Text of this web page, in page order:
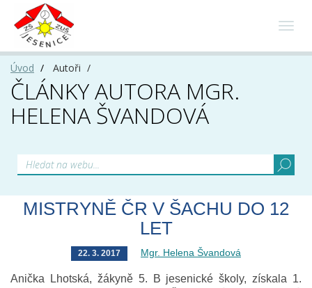
Úvod Autoři
ČLÁNKY AUTORA MGR.
HELENA ŠVANDOVÁ
MISTRYNĚ ČR V ŠACHU DO 12
LET
22. 3. 2017 Mgr. Helena Švandová
Anička Lhotská, žákyně 5. B jesenické školy, získala 1.